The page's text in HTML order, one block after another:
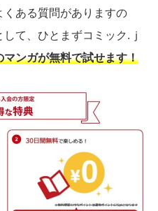
ある質問がありますの
て、ひとまずコミック.ｊ
ンガが無料で試せます！